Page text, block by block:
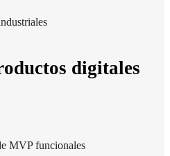
digitales
MVP funcionales